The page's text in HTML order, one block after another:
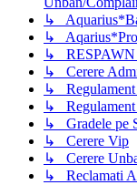
↳
↳
↳ RESPAWN
↳ Cerere
↳
↳ Regulament
↳ Gradele pe
↳ Cerere Vip
↳ Cerere
↳ Reclamati